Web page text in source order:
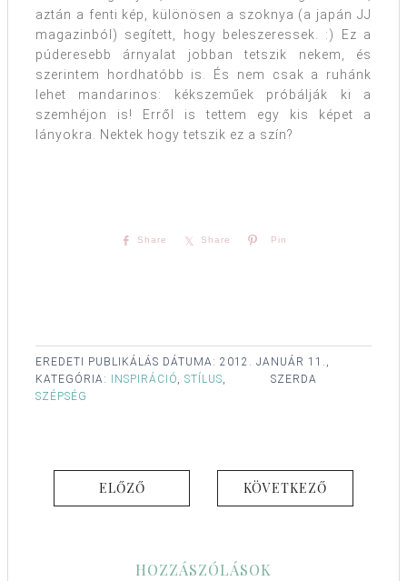
aztán a fenti kép, különösen a szoknya (a japán JJ
magazinból) segített, hogy beleszeressek. :) Ez a
púderesebb árnyalat jobban tetszik nekem, és
szerintem hordhatóbb is. És nem csak a ruhánk
lehet mandarinos: kékszeműek próbálják ki a
szemhéjon is! Erről is tettem egy kis képet a
lányokra. Nektek hogy tetszik ez a szín?
Share Share Pin
EREDETI PUBLIKÁLÁS DÁTUMA: 2012. JANUÁR 11.,
SZERDA
KATEGÓRIA: INSPIRÁCIÓ, STÍLUS,
SZÉPSÉG
ELŐZŐ KÖVETKEZŐ
HOZZÁSZÓLÁSOK